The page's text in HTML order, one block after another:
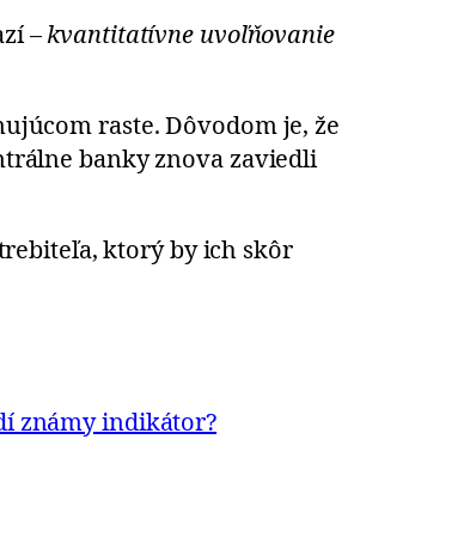
–kvantitatívne uvoľňovanie
raste. Dôvodom je, že
banky znova zaviedli
ktorý by ich skôr
známy indikátor?